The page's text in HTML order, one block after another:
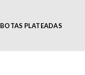
BOTAS PLATEADAS